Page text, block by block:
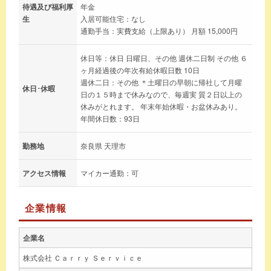
待遇及び福利厚
生
年金
入居可能住宅：なし
通勤手当：実費支給（上限あり） 月額 15,000円
休日･休暇
休日等：休日 日曜日、その他 週休二日制 その他 ６
ヶ月経過後の年次有給休暇日数 10日
週休二日：その他 ＊土曜日の早朝に帰社して月曜
日の１５時まで休みなので、毎週実 質２日以上の
休みがとれます。 年末年始休暇・お盆休みあり。
年間休日数：93日
勤務地 奈良県 天理市
アクセス情報 マイカー通勤：可
企業情報
企業名
株式会社 Ｃａｒｒｙ Ｓｅｒｖｉｃｅ